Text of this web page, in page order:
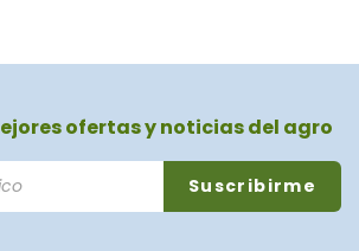
ofertas y noticias del agro